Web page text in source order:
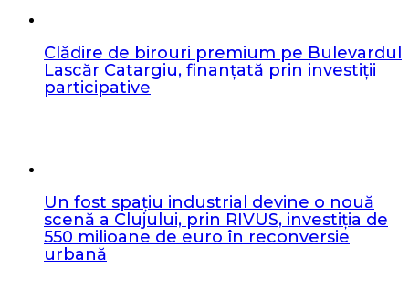
Clădire de birouri premium pe Bulevardul
Lascăr Catargiu, finanțată prin investiții
participative
Un fost spațiu industrial devine o nouă
scenă a Clujului, prin RIVUS, investiția de
550 milioane de euro în reconversie
urbană